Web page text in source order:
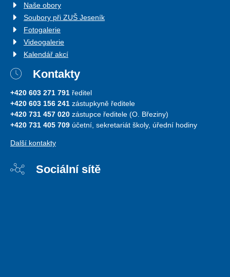
Naše obory
Soubory při ZUŠ Jeseník
Fotogalerie
Videogalerie
Kalendář akcí
Kontakty
+420 603 271 791 ředitel
+420 603 156 241 zástupkyně ředitele
+420 731 457 020 zástupce ředitele (O. Březiny)
+420 731 405 709 účetní, sekretariát školy, úřední hodiny
Další kontakty
Sociální sítě